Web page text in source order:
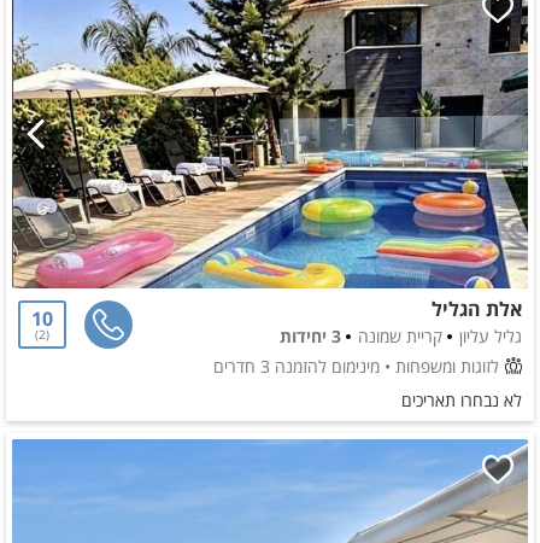
אלת הגליל
גליל עליון קריית שמונה
3 יחידות
לזוגות ומשפחות • מינימום להזמנה 3 חדרים
10
2
לא נבחרו תאריכים